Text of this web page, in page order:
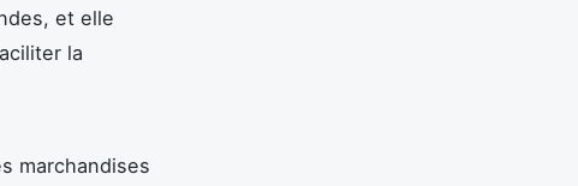
et elle
la
marchandises